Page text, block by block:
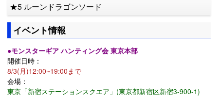
★5 ルーンドラゴンソード
イベント情報
●モンスターギア ハンティング会 東京本部
開催日時：
8/3(月)12:00~19:00まで
会場：
東京「新宿ステーションスクエア」(東京都新宿区新宿3-900-1)